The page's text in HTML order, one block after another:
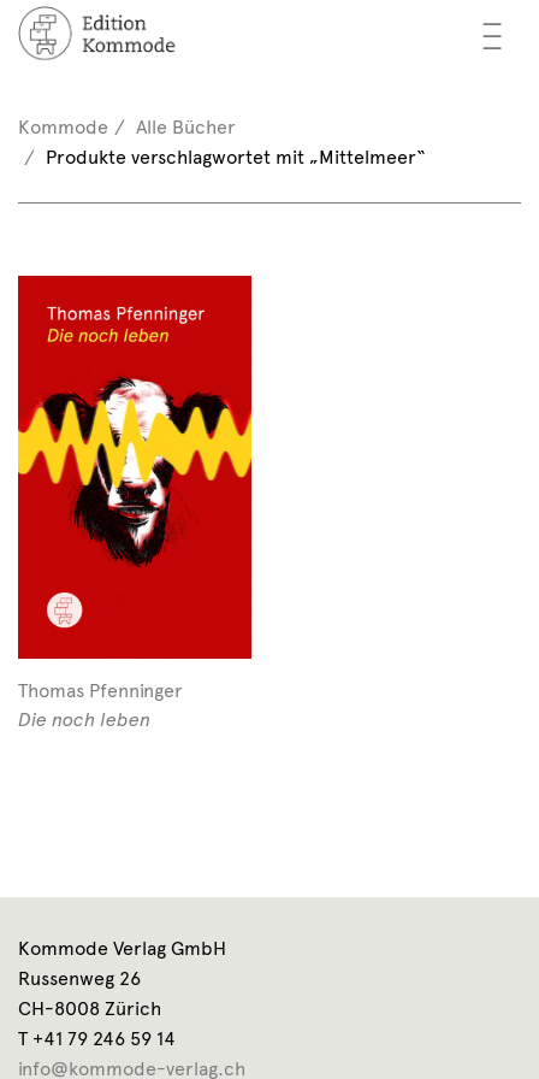
—
—
—
/ Registrieren
(0)
Kommode
Alle Bücher
Produkte verschlagwortet mit „Mittelmeer“
Thomas Pfenninger
Die noch leben
Kommode Verlag GmbH
Russenweg 26
CH-8008 Zürich
T +41 79 246 59 14
info@kommode-verlag.ch